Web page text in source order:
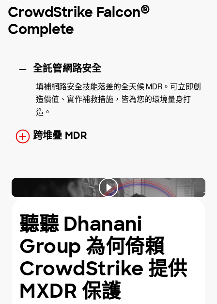
CrowdStrike Falcon®
Complete
全託管網路安全
填補網路安全技能落差的全天候 MDR。可立即創
造價值、實作補救措施，皆為您的環境量身打
造。
跨堆疊 MDR
聽聽 Dhanani
Group 為何倚賴
CrowdStrike 提供
MXDR 保護